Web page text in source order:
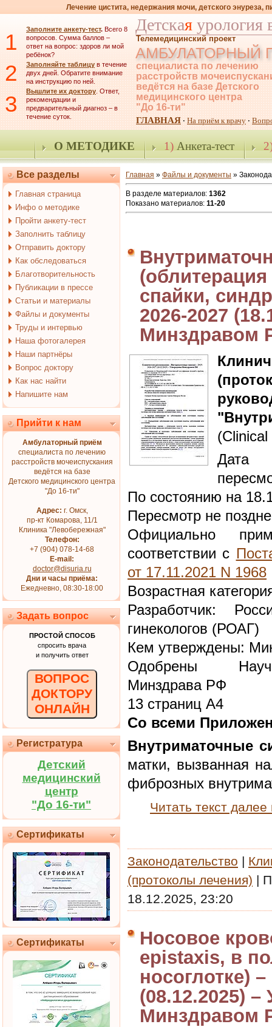
Лечение цистита, недержания мочи, детского энуреза,
1 Заполните анкету-тест. Всего 8
вопросов. Сумма баллов –
ответ на вопрос: здоров ли мой
ребёнок?
2 Заполняйте таблицу в течение
двух дней. Обратите внимание
на инструкцию по ней.
3 Вышлите их доктору. Ответ,
рекомендации и
предварительный диагноз – в
течение суток.
Детская урология
Телемедицинский проект
АМБУЛАТОРНЫЙ
специалиста по лечению
расстройств
ведётся на базе Детского
медицинского центра
"До 16-ти"
ГЛАВНАЯ · На приём к врачу ·
О МЕТОДИКЕ 1)Анкета-тест
Все разделы
Главная страница
Инфо о методике
Пройти анкету-тест
Заполнить таблицу
Отправить доктору
Как обследоваться
Благотворительность
Публикации в прессе
Статьи и материалы
Файлы и документы
Труды и интервью
Наша фотогалерея
Наши партнёры
Вопрос доктору
Как нас найти
Напишите нам
Прийти к нам
Амбулаторный приём
специалиста по лечению
расстройств мочеиспускания
ведётся на базе
Детского медицинского центра
"До 16-ти"
Адрес: г. Омск,
пр-кт Комарова, 11/1
Клиника "Левобережная"
Телефон:
+7 (904) 078-14-68
E-mail:
doctor@disuria.ru
Дни и часы приёма:
Ежедневно, 08:30-18:00
Задать вопрос
ПРОСТОЙ СПОСОБ
спросить врача
и получить ответ
ВОПРОС
ДОКТОРУ
ОНЛАЙН
Регистратура
Детский
медицинский
центр
"До 16-ти"
Сертификаты
Сертификаты
Главная » Файлы и документы »
В разделе материалов: 1362
Показано материалов: 11-20
спайки,
2026-2027
Минздравом
Дата
По состоянию на
Пересмотр не
Официально
соответствии с
от 17.11.2021 N 1968
Возрастная
Разработчик:
гинекологов (РОАГ)
Кем утверждены:
Одобрены
Минздрава РФ
13 страниц А4
Со всеми
Внутриматочные
матки, вызванная
фиброзных
Читать текст
Законодательство |
(протоколы лечения) |
18.12.2025, 23:20
Носовое
epistaxis, в
носоглотке)
(08.12.2025)
Минздравом